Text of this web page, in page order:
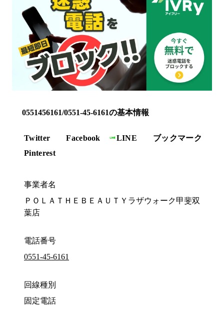
0551456161/0551-45-6161の基本情報
Twitter Facebook LINE
ブックマーク
Pinterest
事業者名
ＰＯＬＡＴＨＥＢＥＡＵＴＹラザウォーク甲斐双
葉店
電話番号
0551-45-6161
回線種別
固定電話